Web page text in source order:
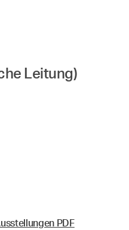
Leitung)
PDF